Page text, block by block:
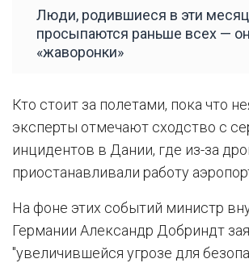
Люди, родившиеся в эти
просыпаются раньше всех —
«жаворонки»
Кто стоит за полетами, пока что
эксперты отмечают сходство с
инцидентов в Дании, где из-за
приостанавливали работу
На фоне этих событий министр
Германии Александр Добриндт
"увеличившейся угрозе для